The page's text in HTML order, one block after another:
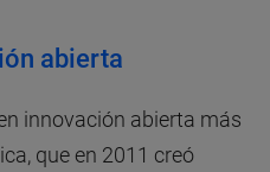
abierta
innovación abierta más
que en 2011 creó